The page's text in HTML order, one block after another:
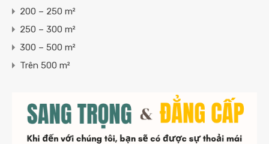
200 – 250 m²
250 – 300 m²
300 – 500 m²
Trên 500 m²